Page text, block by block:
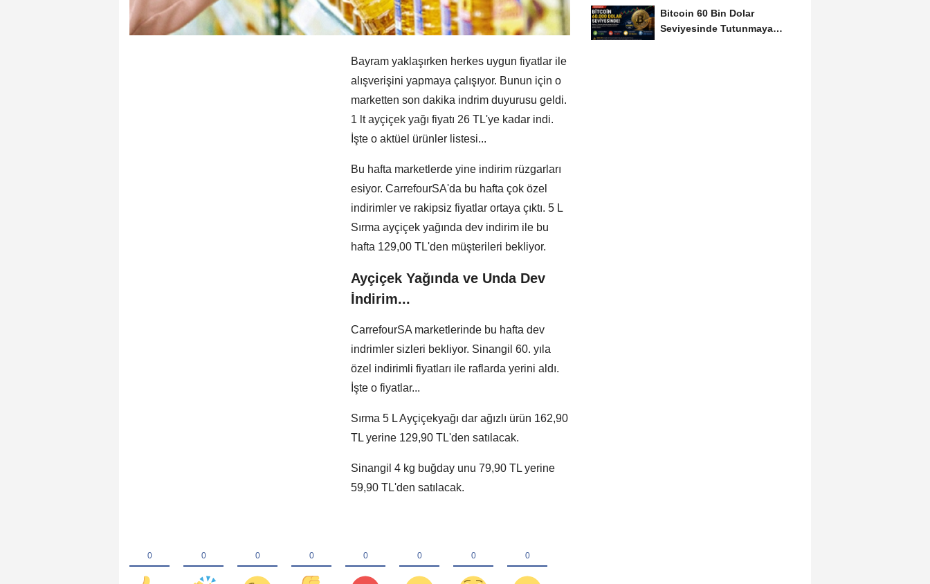
Bayram yaklaşırken herkes uygun fiyatlar ile
alışverişini yapmaya çalışıyor. Bunun için o
marketten son dakika indrim duyurusu geldi.
1 lt ayçiçek yağı fiyatı 26 TL'ye kadar indi.
İşte o aktüel ürünler listesi...
Bu hafta marketlerde yine indirim rüzgarları
esiyor. CarrefourSA'da bu hafta çok özel
indirimler ve rakipsiz fiyatlar ortaya çıktı. 5 L
Sırma ayçiçek yağında dev indirim ile bu
hafta 129,00 TL'den müşterileri bekliyor.
Ayçiçek Yağında ve Unda Dev
İndirim...
CarrefourSA marketlerinde bu hafta dev
indrimler sizleri bekliyor. Sinangil 60. yıla
özel indirimli fiyatları ile raflarda yerini aldı.
İşte o fiyatlar...
Sırma 5 L Ayçiçekyağı dar ağızlı ürün 162,90
TL yerine 129,90 TL'den satılacak.
Sinangil 4 kg buğday unu 79,90 TL yerine
59,90 TL'den satılacak.
Bitcoin 60 Bin Dolar
Seviyesinde Tutunmaya